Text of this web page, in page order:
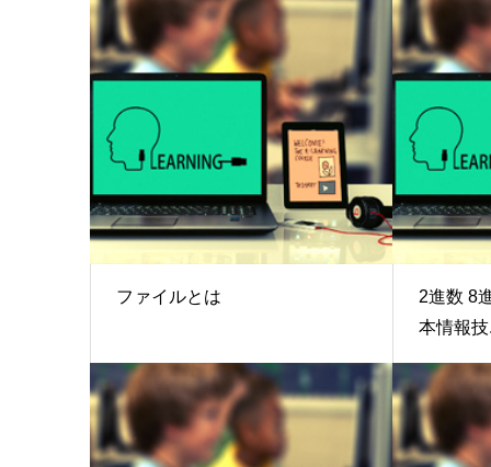
ファイルとは
2進数 8
本情報技